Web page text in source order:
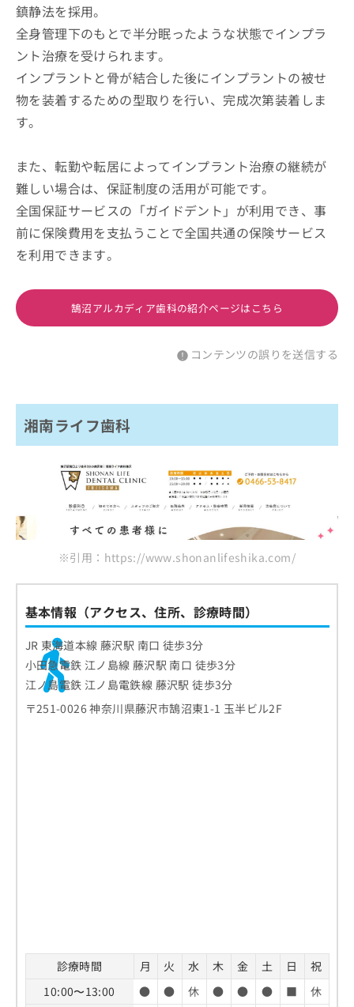
鎮静法を採用。
全身管理下のもとで半分眠ったような状態でインプラ
ント治療を受けられます。
インプラントと骨が結合した後にインプラントの被せ
物を装着するための型取りを行い、完成次第装着しま
す。
また、転勤や転居によってインプラント治療の継続が
難しい場合は、保証制度の活用が可能です。
全国保証サービスの「ガイドデント」が利用でき、事
前に保険費用を支払うことで全国共通の保険サービス
を利用できます。
鵠沼アルカディア歯科の紹介ページはこちら
コンテンツの誤りを送信する
湘南ライフ歯科
※引用：https://www.shonanlifeshika.com/
基本情報（アクセス、住所、診療時間）
JR 東海道本線 藤沢駅 南口 徒歩3分
小田急電鉄 江ノ島線 藤沢駅 南口 徒歩3分
江ノ島電鉄 江ノ島電鉄線 藤沢駅 徒歩3分
〒251-0026 神奈川県藤沢市鵠沼東1-1 玉半ビル2F
診療時間 月 火 水 木 金 土 日
祝
10:00〜13:00
● ● 休 ● ● ● ■
休